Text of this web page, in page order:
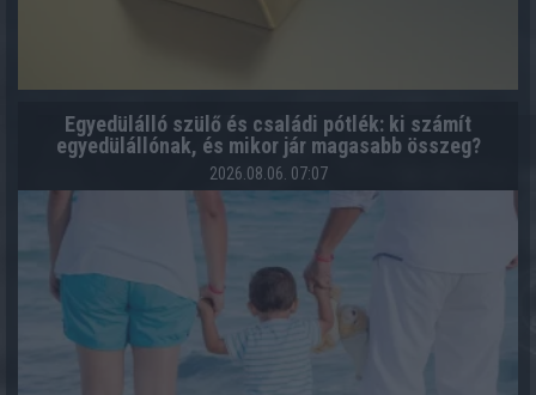
Egyedülálló szülő és családi pótlék: ki számít
egyedülállónak, és mikor jár magasabb összeg?
2026.08.06. 07:07